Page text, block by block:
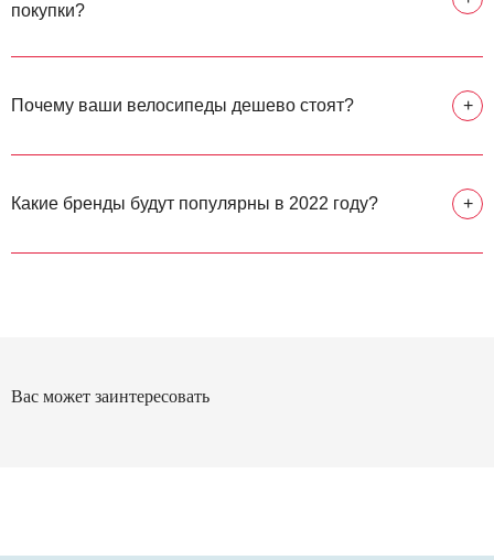
покупки?
Почему ваши велосипеды дешево стоят? +
Какие бренды будут популярны в 2022 году? +
Вас может заинтересовать